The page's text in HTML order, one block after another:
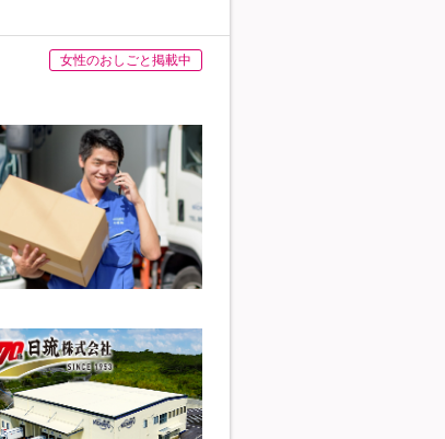
女性のおしごと掲載中